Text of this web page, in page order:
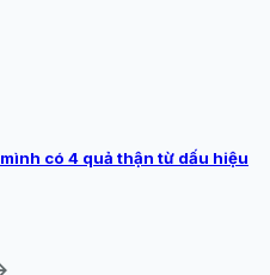
có 4 quả thận từ dấu hiệu